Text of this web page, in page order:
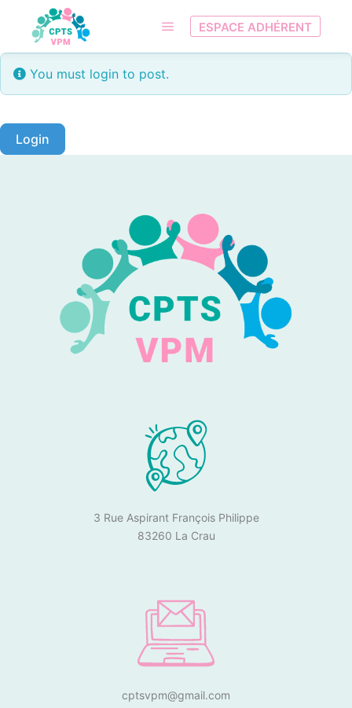
ESPACE ADHÉRENT
You must login to post.
Login
3 Rue Aspirant François Philippe
83260 La Crau
cptsvpm@gmail.com